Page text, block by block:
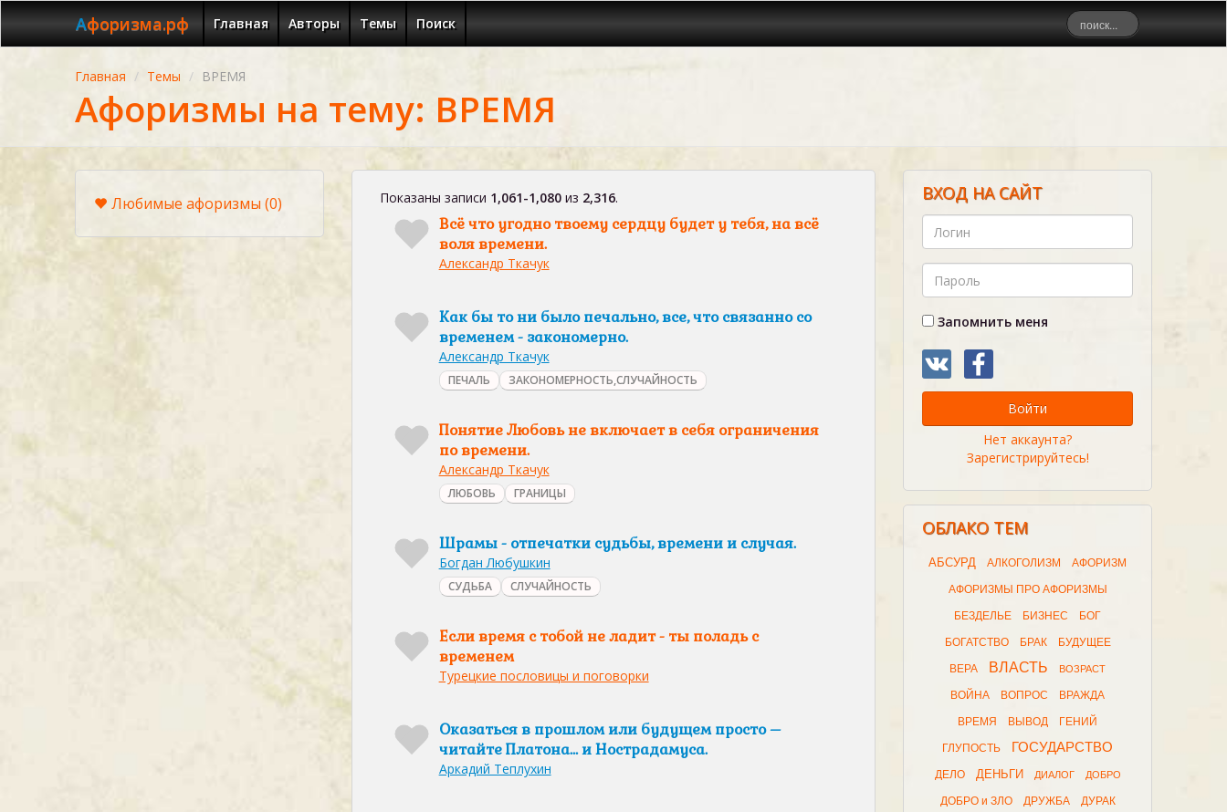
Афоризма.рф Главная Авторы Темы Поиск
Главная Темы ВРЕМЯ
Афоризмы на тему: ВРЕМЯ
Любимые афоризмы(0) Показаны записи 1,061-1,080из 2,316.
Всё что угодно твоему сердцу будет у тебя, на всё
воля времени.
Александр Ткачук
Как бы то ни было печально, все, что связанно со
временем - закономерно.
Александр Ткачук
ПЕЧАЛЬ ЗАКОНОМЕРНОСТЬ,СЛУЧАЙНОСТЬ
Понятие Любовь не включает в себя ограничения
по времени.
Александр Ткачук
ЛЮБОВЬ ГРАНИЦЫ
Шрамы - отпечатки судьбы, времени и случая.
Богдан Любушкин
СУДЬБА СЛУЧАЙНОСТЬ
Если время с тобой не ладит - ты поладь с
временем
Турецкие пословицы и поговорки
Оказаться в прошлом или будущем просто –
читайте Платона… и Нострадамуса.
Аркадий Теплухин
ВХОД НА САЙТ
Запомнить меня
Войти
Нет аккаунта?
Зарегистрируйтесь!
ОБЛАКО ТЕМ
АБСУРД АЛКОГОЛИЗМ АФОРИЗМ
АФОРИЗМЫ ПРО АФОРИЗМЫ
БЕЗДЕЛЬЕ БИЗНЕС БОГ
БОГАТСТВО БРАК БУДУЩЕЕ
ВЕРА ВЛАСТЬ ВОЗРАСТ
ВОЙНА ВОПРОС ВРАЖДА
ВРЕМЯ ВЫВОД ГЕНИЙ
ГЛУПОСТЬ ГОСУДАРСТВО
ДЕЛО ДЕНЬГИ ДИАЛОГ ДОБРО
ДОБРО и ЗЛО ДРУЖБА ДУРАК